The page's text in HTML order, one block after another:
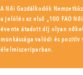
A Női Gazdálkodók
a jelölés az első „100 FAO
évente átadott díj olyan
munkássága valódi és pozitív
élelmiszeriparban.